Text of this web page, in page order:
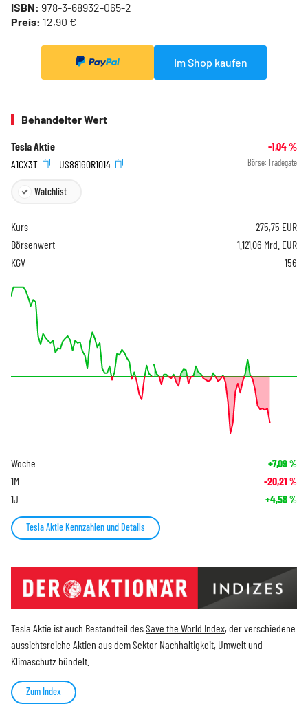
ISBN: 978-3-68932-065-2
Preis: 12,90 €
Im Shop kaufen
Behandelter Wert
Tesla Aktie -1,04%
A1CX3T
US88160R1014 Börse: Tradegate
Watchlist
Kurs 275,75 EUR
Börsenwert
1.121,06 Mrd. EUR
KGV
156
Woche +7,09%
1M -20,21 %
1J +4,58%
Tesla Aktie Kennzahlen und Details
Tesla Aktie ist auch Bestandteil desSave the World Index, der verschiedene
aussichtsreiche Aktien aus dem Sektor Nachhaltigkeit, Umwelt und
Klimaschutz bündelt.
Zum Index